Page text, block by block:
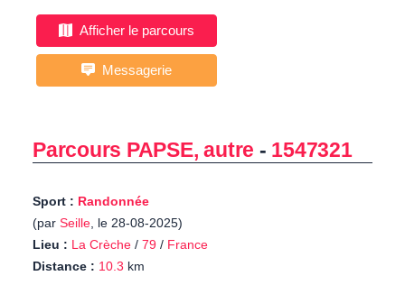
Afficher le parcours
Messagerie
Parcours PAPSE, autre - 1547321
Sport : Randonnée
(par Seille, le 28-08-2025)
Lieu : La Crèche / 79 / France
Distance : 10.3 km